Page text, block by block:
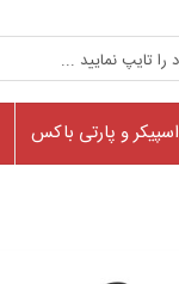
اسپیکر و پارتی باکس